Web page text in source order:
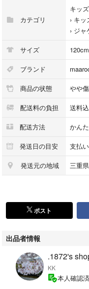
ト柄（水玉模様）**がプリ
• 素材と防寒性：裏地はふ
節にぴったりの高い保温性
• ディテール：フロントは
＜状態について＞
比較的きれいな状態ですが
上でご購入をお願いいたし
【ご注意】
・古着にご理解のある方の
・梱包は圧縮袋に圧縮し、
みジワはご容赦ください。
・照明などの影響で実際の
【ハッシュタグ】
#コート
#裏ボア
#ボア
#ブラウン
#古着
カテゴリ
キッ
› キッ
› ジャ
サイズ 120cm
ブランド
商品の状態 やや
配送料の負担 送料込
配送方法 かん
発送日の目安 支払
発送元の地域 三重県
ポスト
出品者情報
.1872's
KK
本人確認済